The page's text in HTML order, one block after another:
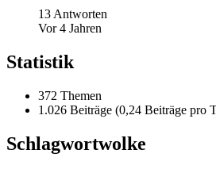
13 Antworten
Vor 4 Jahren
Statistik
372 Themen
1.026 Beiträge (0,24 Beiträge pro
Schlagwortwolke